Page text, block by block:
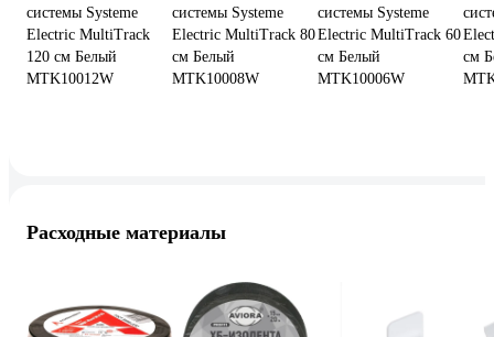
системы Systeme
Electric MultiTrack
120 см Белый
MTK10012W
системы Systeme
Electric MultiTrack 80
см Белый
MTK10008W
системы Systeme
Electric MultiTrack 60
см Белый
MTK10006W
см
Расходные материалы